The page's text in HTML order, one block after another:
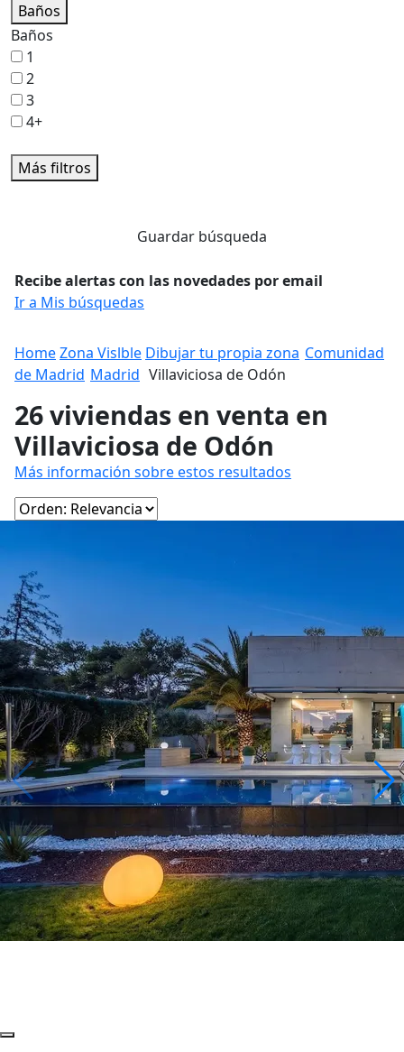
Baños
Baños
1
2
3
4+
Más filtros
Guardar búsqueda
Recibe alertas con las novedades por email
Ir a Mis búsquedas
HomeZona Vislble Dibujar tu propia zona Comunidad
de Madrid Madrid Villaviciosa de Odón
26 viviendas en venta en
Villaviciosa de Odón
Más información sobre estos resultados